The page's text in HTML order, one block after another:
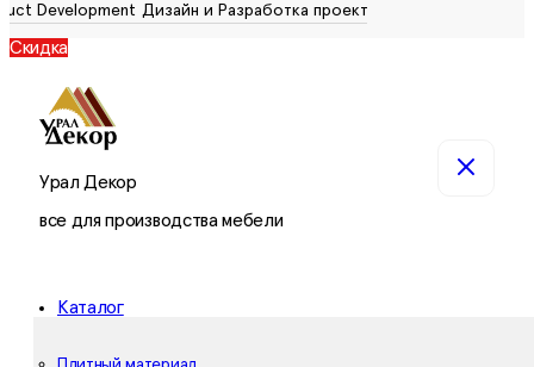
Скидка
Урал Декор
все для производства мебели
Каталог